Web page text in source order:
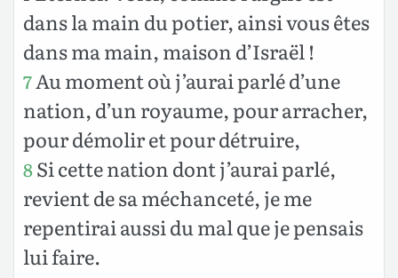
dans la main du potier, ainsi vous êtes
dans ma main, maison d’Israël !
7Au moment où j’aurai parlé d’une
nation, d’un royaume, pour arracher,
pour démolir et pour détruire,
8Si cette nation dont j’aurai parlé,
revient de sa méchanceté, je me
repentirai aussi du mal que je pensais
lui faire.